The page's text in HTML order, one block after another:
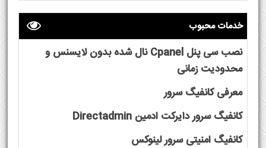
خدمات محبوب
نصب سی پنل Cpanel نال شده بدون لایسنس و
محدودیت زمانی
معرفی کانفیگ سرور
کانفیگ سرور دایرکت ادمین Directadmin
کانفیگ امنیتی سرور لینوکس